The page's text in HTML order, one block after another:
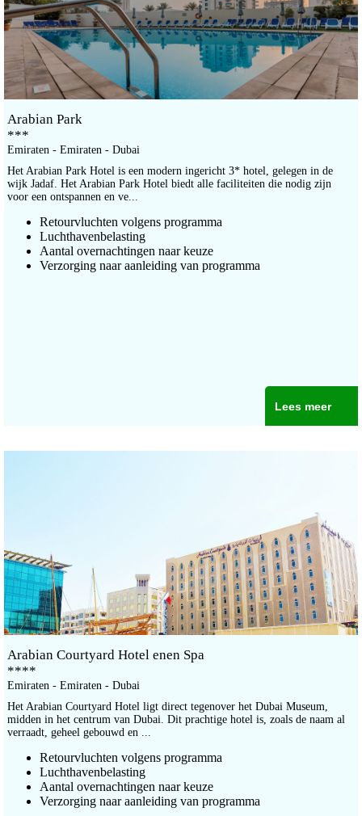
Arabian Park
***
Emiraten - Emiraten - Dubai
Het Arabian Park Hotel is een modern ingericht 3* hotel, gelegen in de
wijk Jadaf. Het Arabian Park Hotel biedt alle faciliteiten die nodig zijn
voor een ontspannen en ve...
Retourvluchten volgens programma
Luchthavenbelasting
Aantal overnachtingen naar keuze
Verzorging naar aanleiding van programma
Lees meer
Arabian Courtyard Hotel enen Spa
****
Emiraten - Emiraten - Dubai
Het Arabian Courtyard Hotel ligt direct tegenover het Dubai Museum,
midden in het centrum van Dubai. Dit prachtige hotel is, zoals de naam al
verraadt, geheel gebouwd en ...
Retourvluchten volgens programma
Luchthavenbelasting
Aantal overnachtingen naar keuze
Verzorging naar aanleiding van programma